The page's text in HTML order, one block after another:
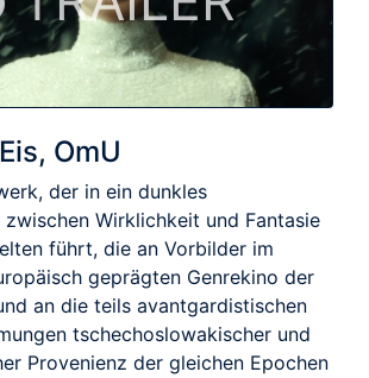
OmU
der in ein dunkles
zwischen Wirklichkeit und Fantasie
führt, die an Vorbilder im
geprägten Genrekino der
an die teils avantgardistischen
tschechoslowakischer und
Provenienz der gleichen Epochen